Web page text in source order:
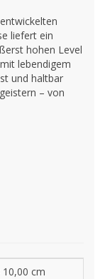
liefert ein
hohen Level
lebendigem
und haltbar
– von
cm